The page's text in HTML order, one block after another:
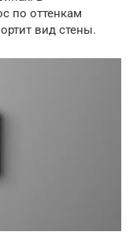
по оттенкам
вид стены.